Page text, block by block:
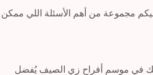
مجموعة من أهم الأسئلة اللي ممكن
فرحك في موسم أفراح زي الصيف يُفضل